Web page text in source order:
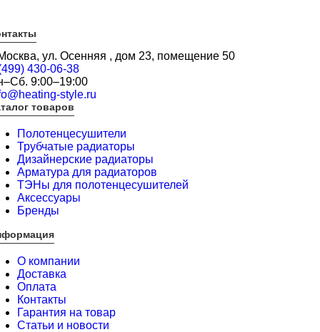
ул. Осенняя , дом 23, помещение 50
430-06-38
9:00–19:00
style.ru
товаров
Полотенцесушители
Трубчатые радиаторы
Дизайнерские радиаторы
Арматура для радиаторов
ТЭНы для полотенцесушителей
Аксессуары
Бренды
О компании
Доставка
Оплата
Контакты
Гарантия на товар
Статьи и новости